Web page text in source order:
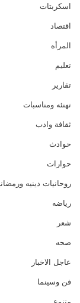
اسكربتات
اقتصاد
المرأه
تعليم
تقارير
تهنئه ومناسبات
ثقافة وادب
حوادث
حوارات
روحانيات دينيه
رياضه
شعر
صحه
عاجل الاخبار
فن وسينما
متنوع